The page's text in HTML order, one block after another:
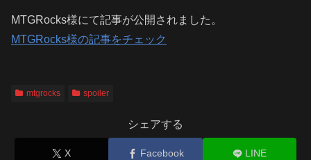
MTGRocks様にて記事が公開されました。
MTGRocks様の記事をチェック
mtgrocks spoiler
シェアする
X Facebook LINE